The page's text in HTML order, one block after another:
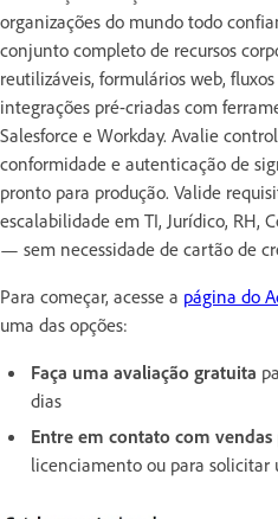
organizações do mundo todo
conjunto completo de recursos
reutilizáveis, formulários web,
integrações pré-criadas com
Salesforce e Workday. Avalie
conformidade e autenticação de
pronto para produção. Valide
escalabilidade em TI, Jurídico, RH,
— sem necessidade de cartão de
Para começar, acesse a página do
uma das opções:
Faça uma avaliação gratuita
dias
Entre em contato com vendas
licenciamento ou para solicitar